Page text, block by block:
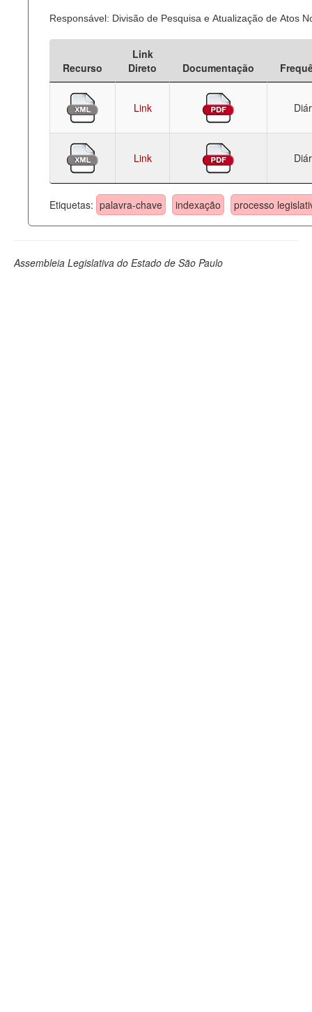
Responsável: Divisão de Pesquisa e Atualização de Atos
Recurso
Link
Direto
Documentação
Link
Link
Etiquetas: palavra-chave indexação processo
Assembleia Legislativa do Estado de São Paulo